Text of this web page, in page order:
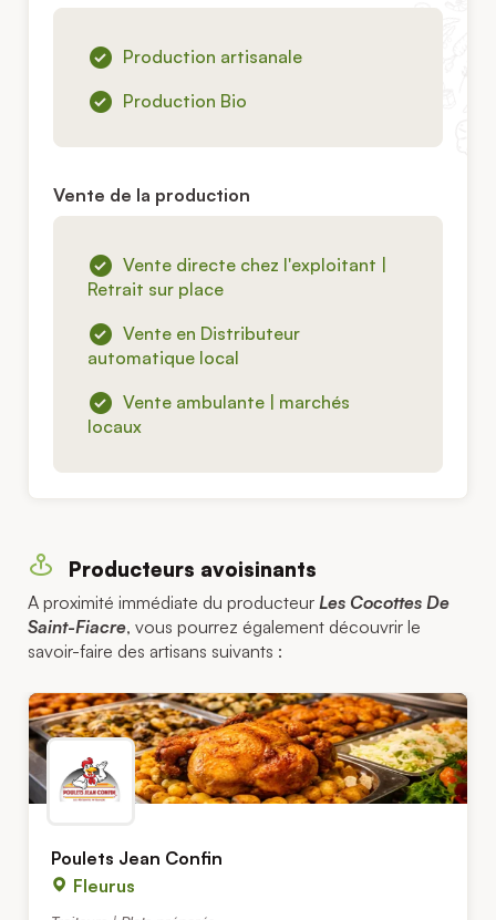
Production artisanale
Production Bio
Vente de la production
Vente directe chez l'exploitant |
Retrait sur place
Vente en Distributeur
automatique local
Vente ambulante | marchés
locaux
Producteurs avoisinants
A proximité immédiate du producteur Les Cocottes De
Saint-Fiacre, vous pourrez également découvrir le
savoir-faire des artisans suivants :
Poulets Jean Confin
Fleurus